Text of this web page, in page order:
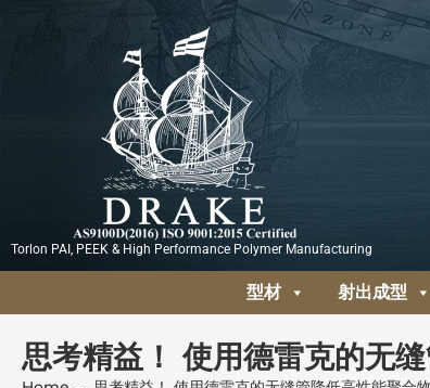
Torlon PAI, PEEK & High Performance Polymer Manufacturing
型材 射出成型
思考精益！ 使用德雷克的无